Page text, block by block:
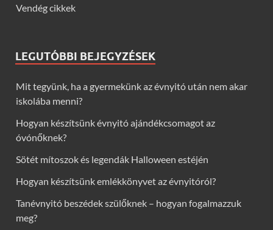
Vendég cikkek
LEGUTÓBBI BEJEGYZÉSEK
Mit tegyünk, ha a gyermekünk az évnyitó után nem akar
iskolába menni?
Hogyan készítsünk évnyitó ajándékcsomagot az
óvónőknek?
Sötét mítoszok és legendák Halloween estéjén
Hogyan készítsünk emlékkönyvet az évnyitóról?
Tanévnyitó beszédek szülőknek – hogyan fogalmazzuk
meg?